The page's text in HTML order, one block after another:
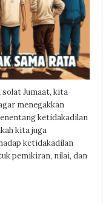
solat Jumaat, kita
menegakkan
ketidakadilan
kita juga
ketidakadilan
pemikiran, nilai, dan